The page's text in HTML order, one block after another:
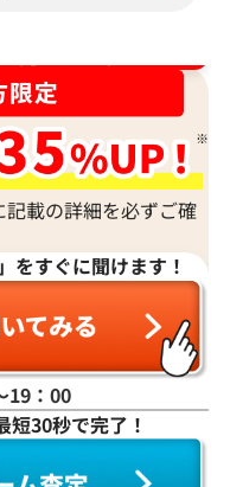
載の詳細を必ずご確
をすぐに聞けます！
19：00
30秒で完了！